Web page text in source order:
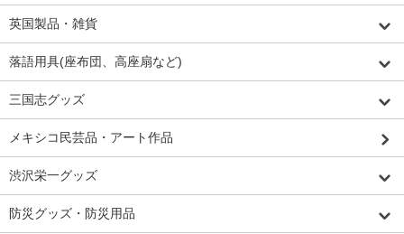
英国製品・雑貨
落語用具(座布団、高座扇など)
三国志グッズ
メキシコ民芸品・アート作品
渋沢栄一グッズ
防災グッズ・防災用品